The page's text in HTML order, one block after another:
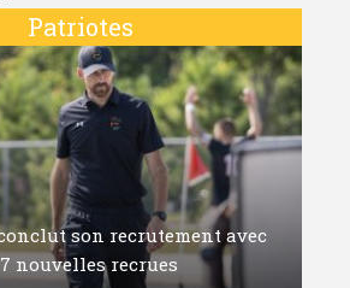
Patriotes
son recrutement avec
nouvelles recrues